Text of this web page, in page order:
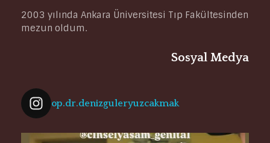
2003 yılında Ankara Üniversitesi Tıp Fakültesinden
mezun oldum.
Sosyal Medya
op.dr.denizguleryuzcakmak